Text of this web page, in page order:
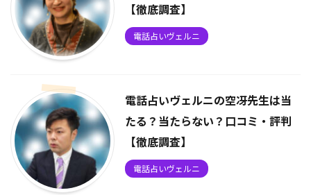
【徹底調査】
電話占いヴェルニ
電話占いヴェルニの空冴先生は当
たる？当たらない？口コミ・評判
【徹底調査】
電話占いヴェルニ